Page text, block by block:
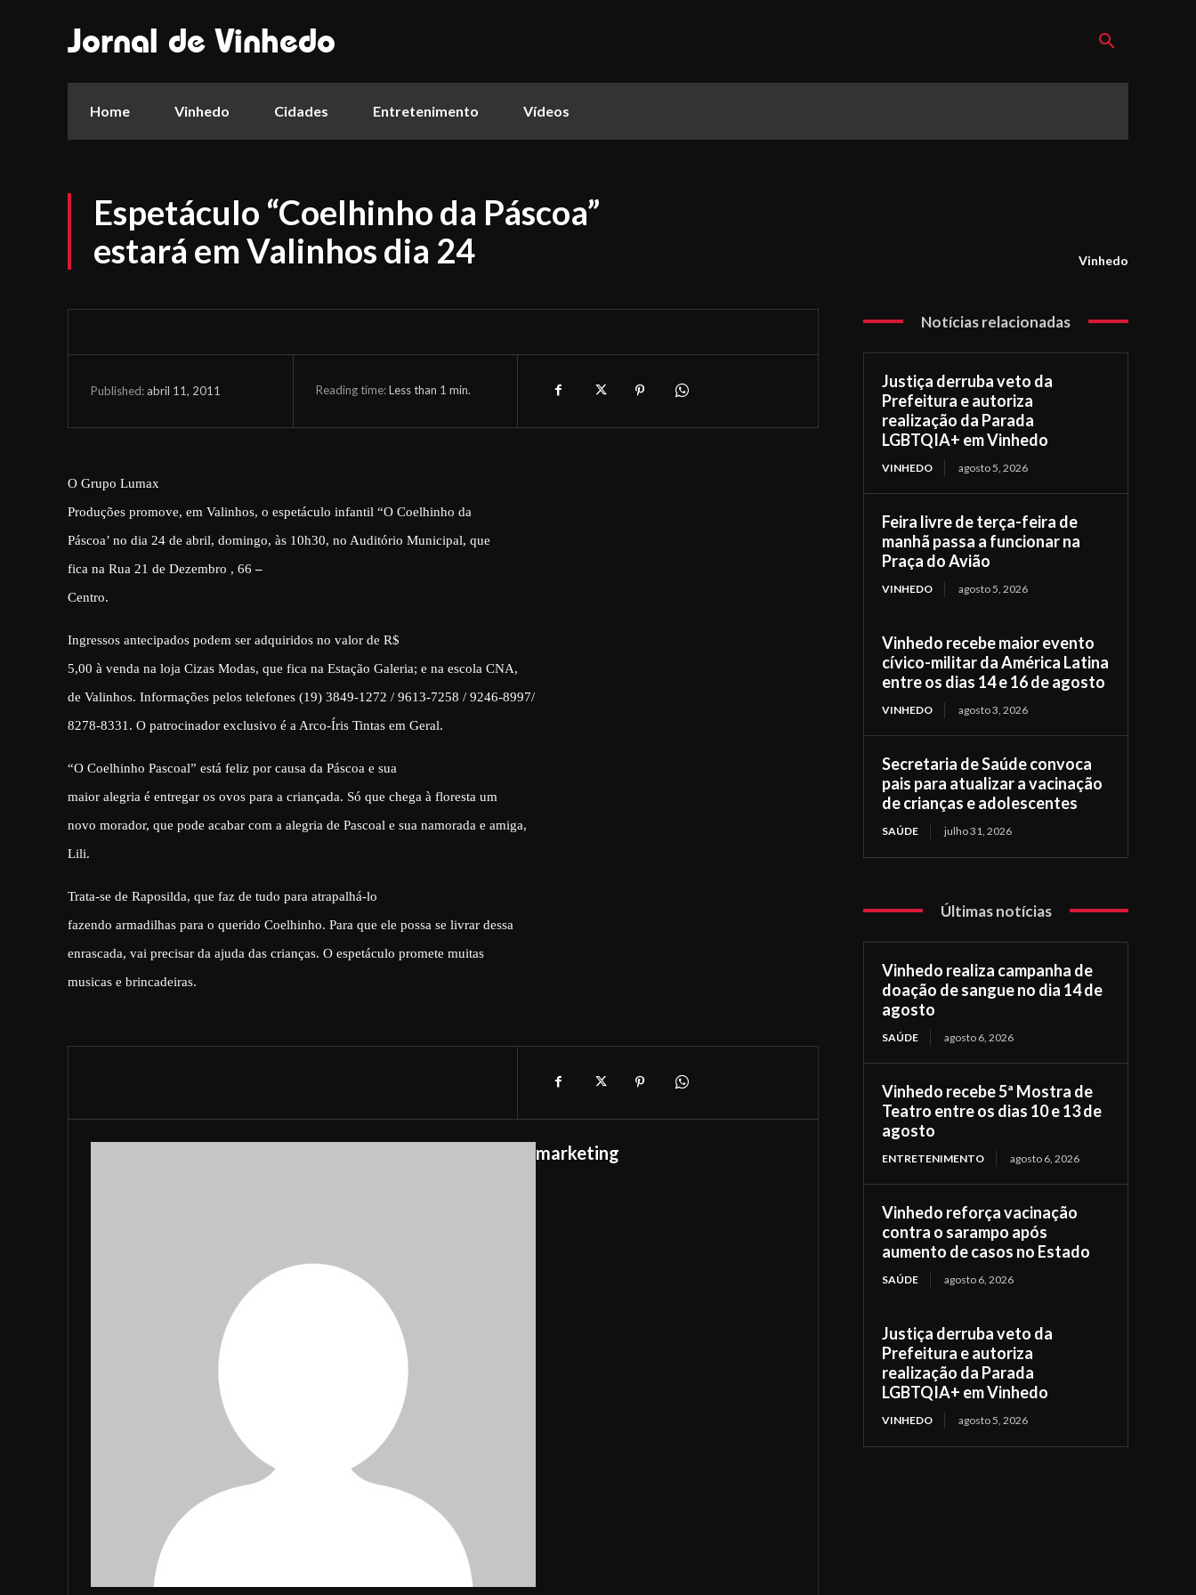
Jornal de Vinhedo
Home Vinhedo Cidades Entretenimento Vídeos
Espetáculo “Coelhinho da Páscoa”
estará em Valinhos dia 24
Vinhedo
Published: abril 11, 2011 Reading time:Less than 1 min.
O Grupo Lumax
Produções promove, em Valinhos, o espetáculo infantil “O Coelhinho da
Páscoa’ no dia 24 de abril, domingo, às 10h30, no Auditório Municipal, que
fica na Rua 21 de Dezembro , 66 –
Centro.
Ingressos antecipados podem ser adquiridos no valor de R$
5,00 à venda na loja Cizas Modas, que fica na Estação Galeria; e na escola CNA,
de Valinhos. Informações pelos telefones (19) 3849-1272 / 9613-7258 / 9246-8997/
8278-8331. O patrocinador exclusivo é a Arco-Íris Tintas em Geral.
“O Coelhinho Pascoal” está feliz por causa da Páscoa e sua
maior alegria é entregar os ovos para a criançada. Só que chega à floresta um
novo morador, que pode acabar com a alegria de Pascoal e sua namorada e amiga,
Lili.
Trata-se de Raposilda, que faz de tudo para atrapalhá-lo
fazendo armadilhas para o querido Coelhinho. Para que ele possa se livrar dessa
enrascada, vai precisar da ajuda das crianças. O espetáculo promete muitas
musicas e brincadeiras.
marketing
Notícias relacionadas
Justiça derruba veto da
Prefeitura e autoriza
realização da Parada
LGBTQIA+ em Vinhedo
VINHEDO agosto 5, 2026
Feira livre de terça-feira de
manhã passa a funcionar na
Praça do Avião
VINHEDO agosto 5, 2026
Vinhedo recebe maior evento
cívico-militar da América Latina
entre os dias 14 e 16 de agosto
VINHEDO agosto 3, 2026
Secretaria de Saúde convoca
pais para atualizar a vacinação
de crianças e adolescentes
SAÚDE julho 31, 2026
Últimas notícias
Vinhedo realiza campanha de
doação de sangue no dia 14 de
agosto
SAÚDE agosto 6, 2026
Vinhedo recebe 5ª Mostra de
Teatro entre os dias 10 e 13 de
agosto
ENTRETENIMENTO agosto 6, 2026
Vinhedo reforça vacinação
contra o sarampo após
aumento de casos no Estado
SAÚDE agosto 6, 2026
Justiça derruba veto da
Prefeitura e autoriza
realização da Parada
LGBTQIA+ em Vinhedo
VINHEDO agosto 5, 2026